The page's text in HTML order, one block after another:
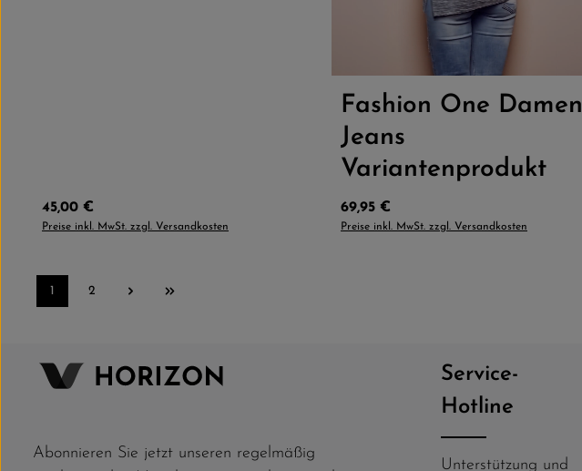
Regulärer Preis:
45,00 €
Preise inkl. MwSt. zzgl. Versandkosten
Größe:L M S XL
Fashion One Damen
Jeans
Variantenprodukt
Regulärer Preis:
69,95 €
Preise inkl. MwSt. zzgl. Versandkosten
1 2
Abonnieren Sie jetzt unseren regelmäßig
Service-
Hotline
Unterstützung und